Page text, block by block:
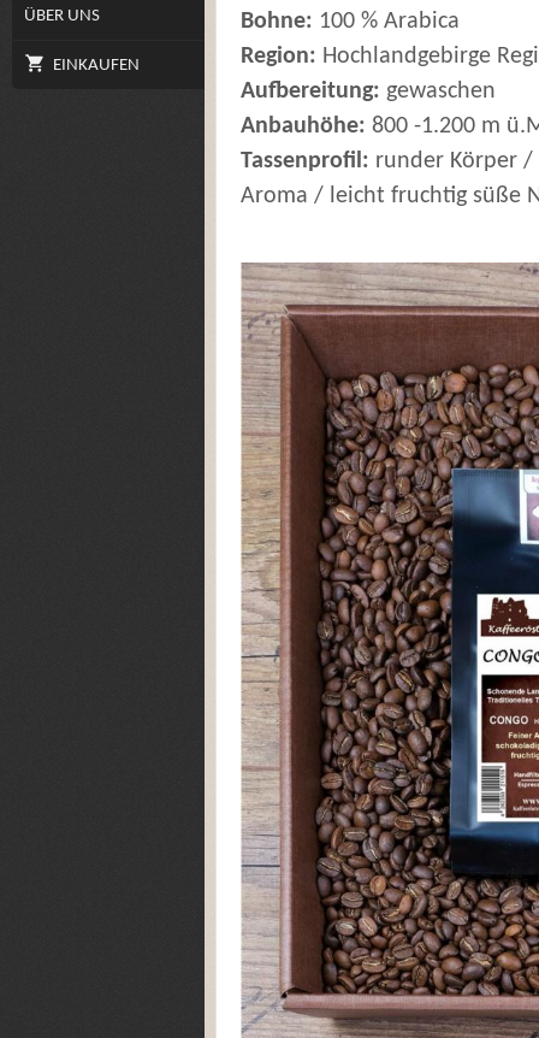
ÜBER UNS
EINKAUFEN
Bohne: 100 % Arabica
Region: Hochlandgebirge
Aufbereitung: gewaschen
Anbauhöhe: 800 -1.200 m
Tassenprofil: runder Körper /
Aroma / leicht fruchtig süße